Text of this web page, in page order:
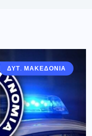
ΔΥΤ. ΜΑΚΕΔΟΝΙΑ